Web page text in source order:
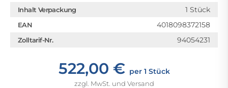
Inhalt Verpackung 1 Stück
EAN 4018098372158
Zolltarif-Nr. 94054231
522,00 € per 1 Stück
zzgl. MwSt. und Versand